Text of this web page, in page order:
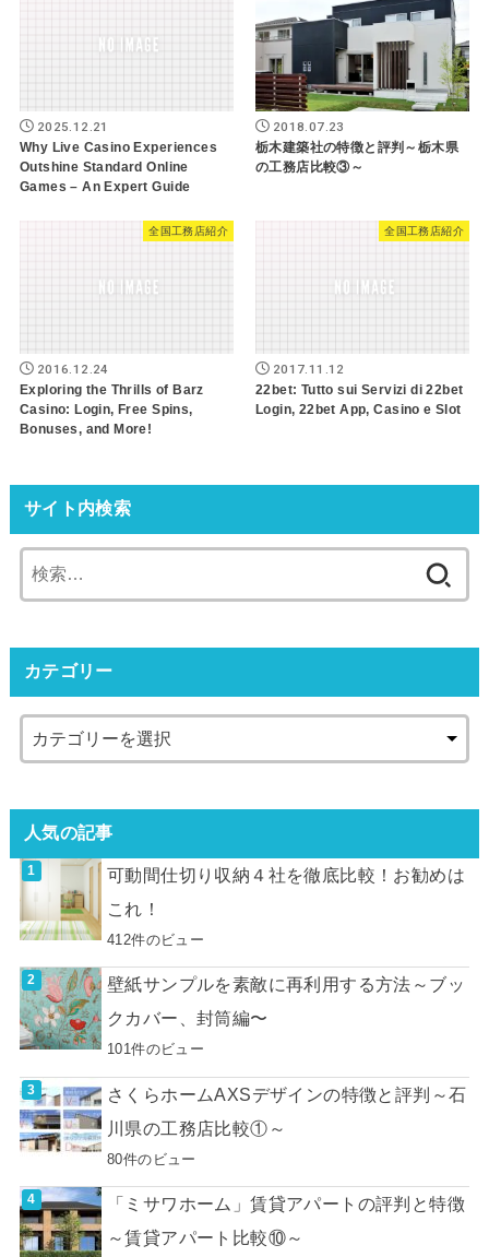
2025.12.21
Why Live Casino Experiences
Outshine Standard Online
Games – An Expert Guide
2018.07.23
栃木建築社の特徴と評判～栃木県
の工務店比較③～
全国工務店紹介
2016.12.24
Exploring the Thrills of Barz
Casino: Login, Free Spins,
Bonuses, and More!
全国工務店紹介
2017.11.12
22bet: Tutto sui Servizi di 22bet
Login, 22bet App, Casino e Slot
サイト内検索
カテゴリー
人気の記事
可動間仕切り収納４社を徹底比較！お勧めは
これ！
412件のビュー
壁紙サンプルを素敵に再利用する方法～ブッ
クカバー、封筒編〜
101件のビュー
さくらホームAXSデザインの特徴と評判～石
川県の工務店比較①～
80件のビュー
「ミサワホーム」賃貸アパートの評判と特徴
～賃貸アパート比較⑩～